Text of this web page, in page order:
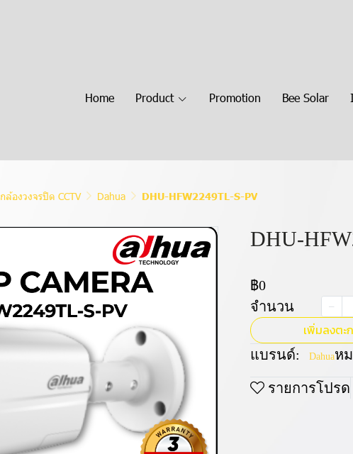
Home Product Promotion Bee Solar
กล้องวงจรปิด CCTV Dahua DHU-HFW2249TL-S-PV
DHU-
฿0
จำนวน
เพิ่มลงตะ
แบรนด์: Dahuaห
รายการโปรด